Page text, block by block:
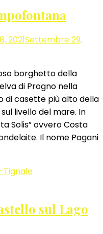
2021Settembre 29,
borghetto della
di Progno nella
di casette più alto della
sul livello del mare. In
Solis” ovvero Costa
Il nome Pagani
sul Lago